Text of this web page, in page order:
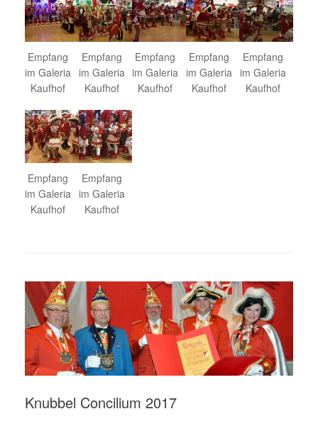
Empfang
im Galeria
Kaufhof
Empfang
im Galeria
Kaufhof
Empfang
im Galeria
Kaufhof
Empfang
im Galeria
Kaufhof
Empfang
im Galeria
Kaufhof
Empfang
im Galeria
Kaufhof
Empfang
im Galeria
Kaufhof
Knubbel Concilium 2017